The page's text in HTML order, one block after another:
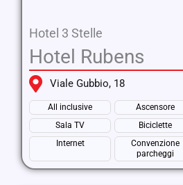
Hotel 3 Stelle
Hotel Rubens
Viale Gubbio, 18
All inclusive Ascensore
Sala TV
Biciclette
Internet
Convenzione
parcheggi